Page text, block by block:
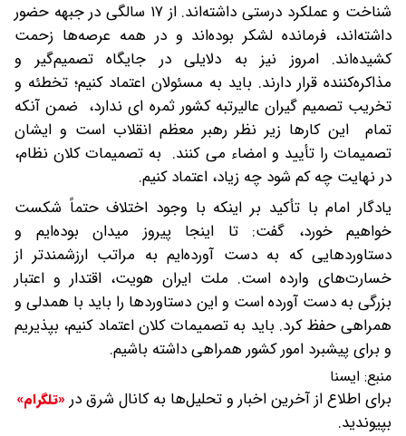
شناخت و عملکرد درستی داشته‌اند. از ۱۷ سالگی در جبهه حضور
داشته‌اند، فرمانده لشکر بوده‌اند و در همه عرصه‌ها زحمت
کشیده‌اند. امروز نیز به دلایلی در جایگاه تصمیم‌گیر و
مذاکره‌کننده قرار دارند. باید به مسئولان اعتماد کنیم؛ تخطئه و
تخریب تصمیم گیران عالیرتبه کشور ثمره ای ندارد، ضمن آنکه
تمام این کارها زیر نظر رهبر معظم انقلاب است و ایشان
تصمیمات را تأیید و امضاء می کنند. به تصمیمات کلان نظام،
در نهایت چه کم شود چه زیاد، اعتماد کنیم.
یادگار امام با تأکید بر اینکه با وجود اختلاف حتماً شکست
خواهیم خورد، گفت: تا اینجا پیروز میدان بوده‌ایم و
دستاوردهایی که به دست آورده‌ایم به مراتب ارزشمندتر از
خسارت‌های وارده است. ملت ایران هویت، اقتدار و اعتبار
بزرگی به دست آورده است و این دستاوردها را باید با همدلی و
همراهی حفظ کرد. باید به تصمیمات کلان اعتماد کنیم، بپذیریم
و برای پیشبرد امور کشور همراهی داشته باشیم.
منبع: ايسنا
برای اطلاع از آخرین اخبار و تحلیل‌ها به کانال شرق در «تلگرام»
بپیوندید.